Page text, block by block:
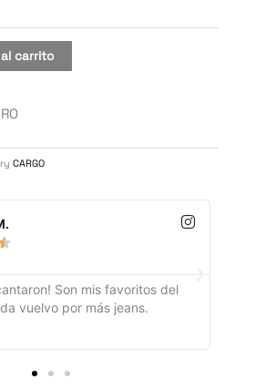
carrito
CARGO
Son mis favoritos del
vuelvo por más jeans.